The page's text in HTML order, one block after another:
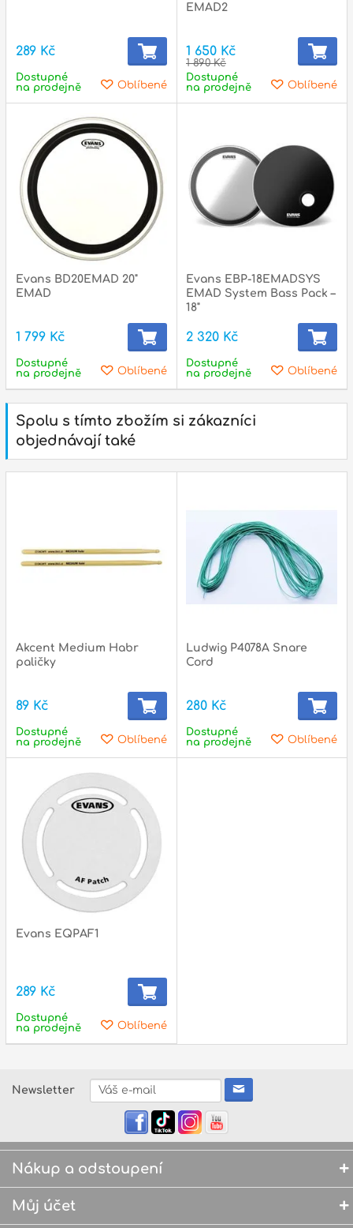
289 Kč
Oblíbené
Dostupné
na prodejně
EMAD2
1 650 Kč
1 890 Kč
Oblíbené
Dostupné
na prodejně
Evans BD20EMAD 20"
EMAD
1 799 Kč
Oblíbené
Dostupné
na prodejně
Evans EBP-18EMADSYS
EMAD System Bass Pack –
18"
2 320 Kč
Oblíbené
Dostupné
na prodejně
Spolu s tímto zbožím si zákazníci
objednávají také
Akcent Medium Habr
paličky
89 Kč
Oblíbené
Dostupné
na prodejně
Ludwig P4078A Snare
Cord
280 Kč
Oblíbené
Dostupné
na prodejně
Evans EQPAF1
289 Kč
Oblíbené
Dostupné
na prodejně
Newsletter
Nákup a odstoupení
Můj účet